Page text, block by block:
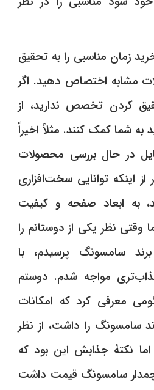
زمان مناسبی را به تحقیق
مشابه اختصاص دهید. اگر
کردن تخصص ندارید، از
شما کمک کنند. مثلاً اخیراً
در حال بررسی محصولات
اینکه توانایی سخت‌افزاری
به ابعاد صفحه و کیفیت
وقتی نظر یکی از دوستانم را
سامسونگ پرسیدم، با
مواجه شدم. دوستم
معرفی کرد که امکانات
سامسونگ را داشت، از نظر
نکتۀ جذابش این بود که
سامسونگ قیمت داشت